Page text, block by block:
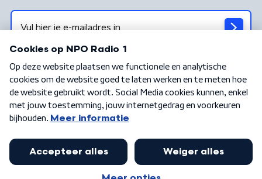
Algemene voorwaarden Privacybeleid